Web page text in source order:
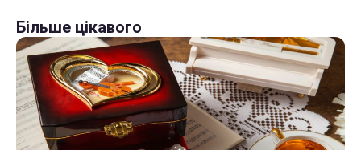
Більше цікавого